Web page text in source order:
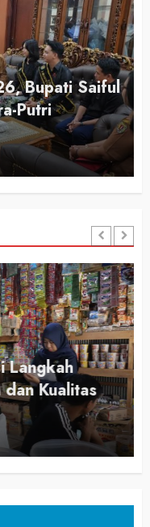
Bupati Saiful
Putri
Langkah
Kualitas